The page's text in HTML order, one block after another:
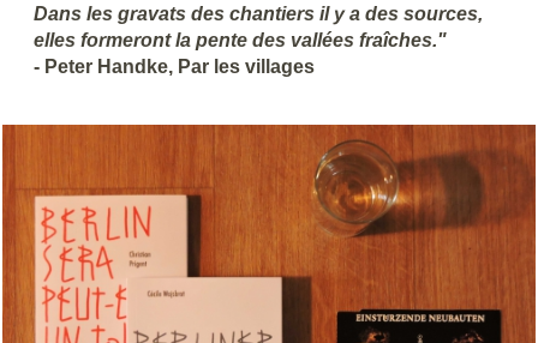
Dans les gravats des chantiers il y a des sources,
elles formeront la pente des vallées fraîches."
- Peter Handke, Par les villages